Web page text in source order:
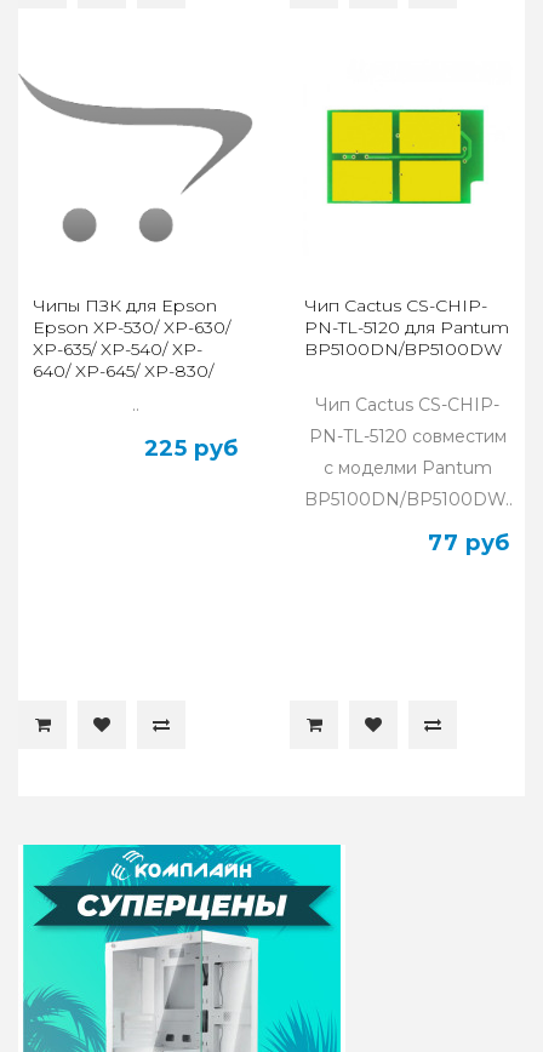
Чипы ПЗК для Epson
Epson XP-530/ XP-630/
XP-635/ XP-540/ XP-
640/ XP-645/ XP-830/
..
225 руб
Чип Cactus CS-CHIP-
PN-TL-5120 для Pantum
BP5100DN/BP5100DW
Чип Cactus CS-CHIP-
PN-TL-5120 совместим
с моделми Pantum
BP5100DN/BP5100DW..
77 руб